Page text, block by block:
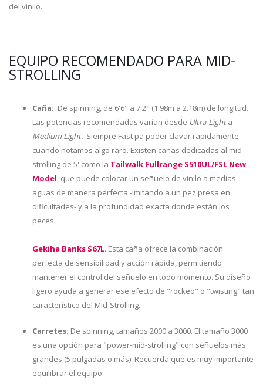
del vinilo.
EQUIPO RECOMENDADO PARA MID-
STROLLING
Caña: De spinning, de 6'6" a 7'2" (1.98m a 2.18m) de longitud.
Las potencias recomendadas varían desde Ultra-Lighta
Medium Light. Siempre Fast pa poder clavar rapidamente
cuando notamos algo raro. Existen cañas dedicadas al mid-
strolling de 5' como la Tailwalk Fullrange S510UL/FSL New
Model que puede colocar un señuelo de vinilo a medias
aguas de manera perfecta -imitando a un pez presa en
dificultades- y a la profundidad exacta donde están los
peces.
Gekiha Banks S67L. Esta caña ofrece la combinación
perfecta de sensibilidad y acción rápida, permitiendo
mantener el control del señuelo en todo momento. Su diseño
ligero ayuda a generar ese efecto de "rockeo" o "twisting" tan
característico del Mid-Strolling.
Carretes: De spinning, tamaños 2000 a 3000. El tamaño 3000
es una opción para "power-mid-strolling" con señuelos más
grandes (5 pulgadas o más). Recuerda que es muy importante
equilibrar el equipo.